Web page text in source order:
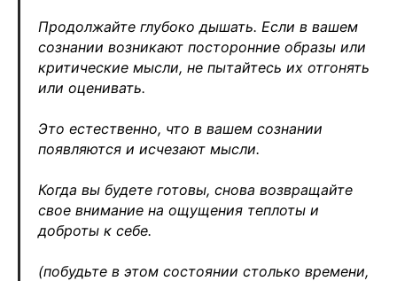
Продолжайте глубоко дышать. Если в вашем
сознании возникают посторонние образы или
критические мысли, не пытайтесь их отгонять
или оценивать.
Это естественно, что в вашем сознании
появляются и исчезают мысли.
Когда вы будете готовы, снова возвращайте
свое внимание на ощущения теплоты и
доброты к себе.
(побудьте в этом состоянии столько времени,